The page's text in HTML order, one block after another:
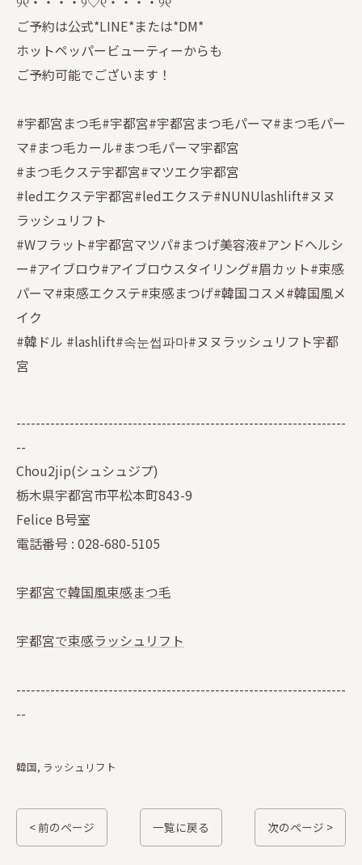
ご予約は公式*LINE*または*DM*
ホットペッパービューティーからも
ご予約可能でございます！
#宇都宮まつ毛#宇都宮#宇都宮まつ毛パーマ#まつ毛パー
マ#まつ毛カール#まつ毛パーマ宇都宮
#まつ毛クステ宇都宮#マツエク宇都宮
#ledエクステ宇都宮#ledエクステ#NUNUlashlift#ヌヌ
ラッシュリフト
#Wフラット#宇都宮マツパ#まつげ美容液#アンドヘルシ
ー#アイブロウ#アイブロウスタイリング#眉カット#束感
パーマ#束感エクステ#束感まつげ#韓国コスメ#韓国風メ
イク
#韓ドル #lashlift#속눈썹파마#ヌヌラッシュリフト宇都
宮
--------------------------------------------------------------------
--
Chou2jip(シュシュジプ)
栃木県宇都宮市平松本町843-9
Felice B号室
電話番号 : 028-680-5105
宇都宮で韓国風束感まつ毛
宇都宮で束感ラッシュリフト
--------------------------------------------------------------------
--
韓国 ラッシュリフト
< 前のページ 一覧に戻る 次のページ >